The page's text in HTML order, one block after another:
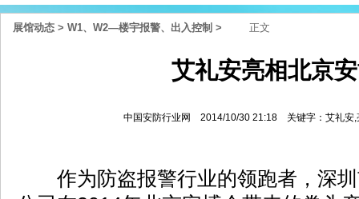
展馆动态 > W1、W2—楼宇报警、出入控制 > 正文
艾礼安亮相北京
中国安防行业网 2014/10/30 21:18 关键字：艾礼
作为防盗报警行业的领跑者，深圳